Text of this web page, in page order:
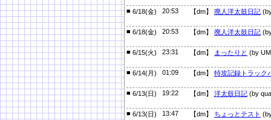
■ 6/18(金) 20:53 【dm】 廃人洋太鼓日記
■ 6/18(金) 20:53 【dm】 廃人洋太鼓日記
■ 6/15(火) 23:31 【dm】 まったりと (by
■ 6/14(月) 01:09 【dm】 特攻記録トラック
■ 6/13(日) 19:22 【dm】 洋太鼓日記 (by
■ 6/13(日) 13:47 【dm】 ちょっとテスト